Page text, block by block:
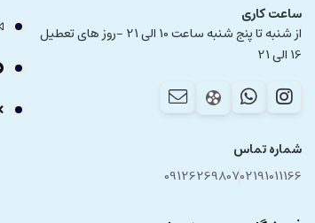
ساعت کاری
از شنبه تا پنج شنبه ساعت 10 الی 21 -روز های تعطیل
16 الی 21
شماره تماس
02191011166
09126269807